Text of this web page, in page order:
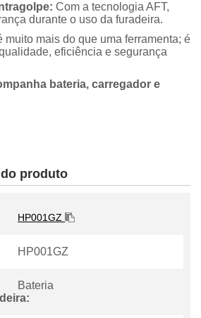
Com a tecnologia AFT,
durante o uso da furadeira.
muito mais do que uma ferramenta; é
eficiência e segurança
bateria, carregador e
produto
HP001GZ
HP001GZ
Bateria